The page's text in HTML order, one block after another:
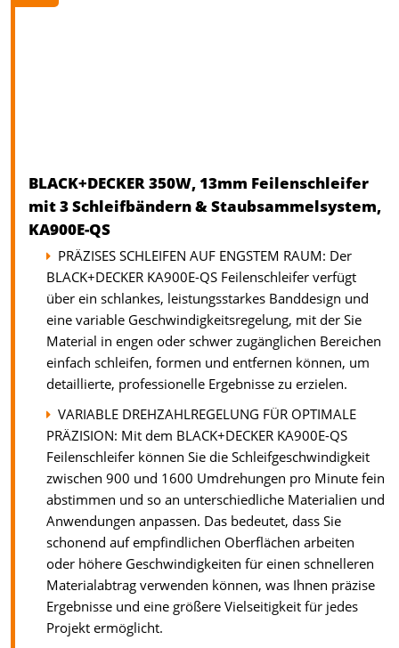
BLACK+DECKER 350W, 13mm Feilenschleifer
mit 3 Schleifbändern & Staubsammelsystem,
KA900E-QS
PRÄZISES SCHLEIFEN AUF ENGSTEM RAUM: Der
BLACK+DECKER KA900E-QS Feilenschleifer verfügt
über ein schlankes, leistungsstarkes Banddesign und
eine variable Geschwindigkeitsregelung, mit der Sie
Material in engen oder schwer zugänglichen Bereichen
einfach schleifen, formen und entfernen können, um
detaillierte, professionelle Ergebnisse zu erzielen.
VARIABLE DREHZAHLREGELUNG FÜR OPTIMALE
PRÄZISION: Mit dem BLACK+DECKER KA900E-QS
Feilenschleifer können Sie die Schleifgeschwindigkeit
zwischen 900 und 1600 Umdrehungen pro Minute fein
abstimmen und so an unterschiedliche Materialien und
Anwendungen anpassen. Das bedeutet, dass Sie
schonend auf empfindlichen Oberflächen arbeiten
oder höhere Geschwindigkeiten für einen schnelleren
Materialabtrag verwenden können, was Ihnen präzise
Ergebnisse und eine größere Vielseitigkeit für jedes
Projekt ermöglicht.